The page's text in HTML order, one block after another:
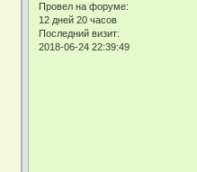
Провел на форуме:
12 дней 20 часов
Последний визит:
2018-06-24 22:39:49